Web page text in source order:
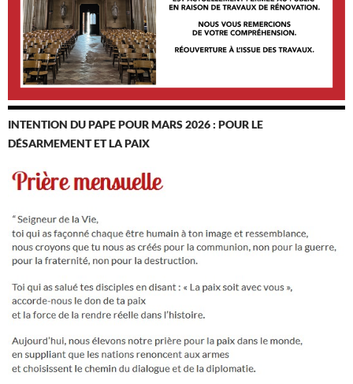
INTENTION DU PAPE POUR MARS 2026 : POUR LE
DÉSARMEMENT ET LA PAIX